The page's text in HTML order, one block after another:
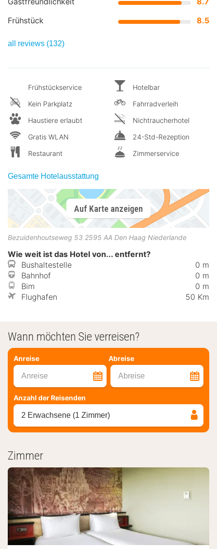
Frühstück
8.5
all reviews (132)
Frühstückservice
Kein Parkplatz
Haustiere erlaubt
Gratis WLAN
Restaurant
Hotelbar
Fahrradverleih
Nichtraucherhotel
24-Std-Rezeption
Zimmerservice
Gesamte Hotelausstattung
Auf Karte anzeigen
Bezuidenhoutseweg 53 2595 AA Den Haag Niederlande
Wie weit ist das Hotel von... entfernt?
Bushaltestelle
0 m
Bahnhof
0 m
Bim
0 m
Flughafen
50 Km
Wann möchten Sie verreisen?
Anreise Abreise
Anreise Abreise
Anzahl der Reisenden
2 Erwachsene (1 Zimmer)
Zimmer